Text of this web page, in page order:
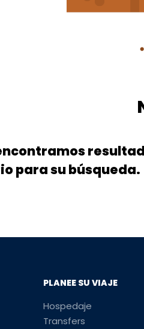
para su búsqueda.
PLANEE SU VIAJE
Hospedaje
Transfers